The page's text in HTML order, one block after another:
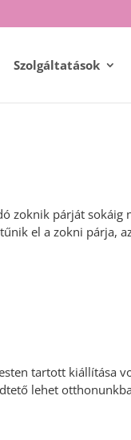
Szolgáltatások
zoknik párját sokáig
el a zokni párja,
tartott kiállítása
lehet